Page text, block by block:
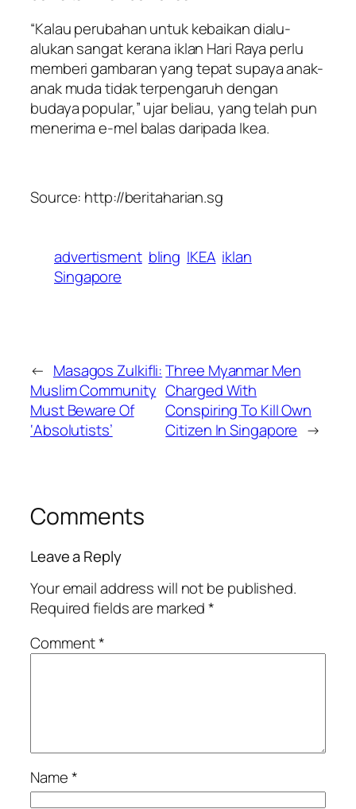
“Kalau perubahan untuk kebaikan dialu-
alukan sangat kerana iklan Hari Raya perlu
memberi gambaran yang tepat supaya anak-
anak muda tidak terpengaruh dengan
budaya popular,” ujar beliau, yang telah pun
menerima e-mel balas daripada Ikea.
Source: http://beritaharian.sg
advertisment bling IKEA iklan
Singapore
← Masagos Zulkifli:
Muslim Community
Must Beware Of
‘Absolutists’
Three Myanmar Men
Charged With
Conspiring To Kill Own
Citizen In Singapore →
Comments
Leave a Reply
Your email address will not be published.
Required fields are marked*
Comment*
Name*